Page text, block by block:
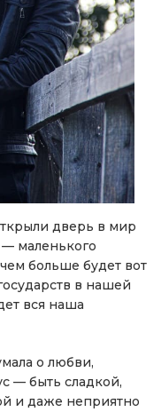
дверь в мир
маленького
больше будет вот
в нашей
вся наша
о любви,
— быть сладкой,
и даже неприятно